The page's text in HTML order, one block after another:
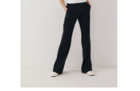
ZOBACZ PRODUKT